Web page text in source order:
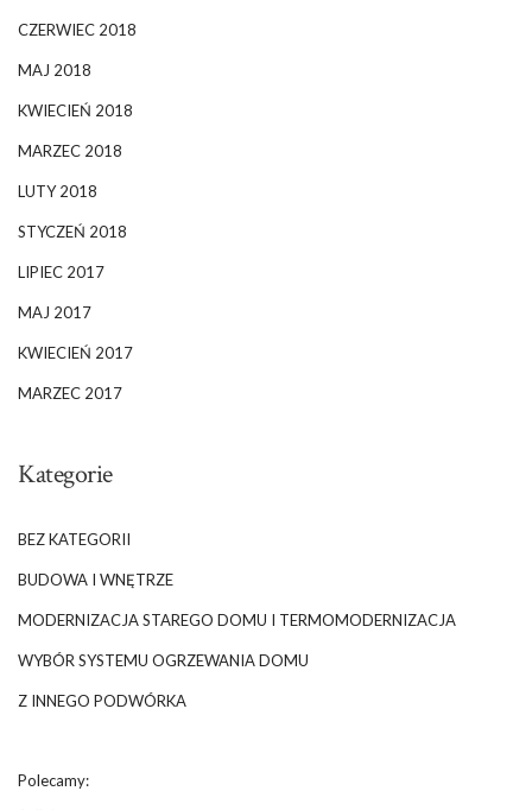
CZERWIEC 2018
MAJ 2018
KWIECIEŃ 2018
MARZEC 2018
LUTY 2018
STYCZEŃ 2018
LIPIEC 2017
MAJ 2017
KWIECIEŃ 2017
MARZEC 2017
Kategorie
BEZ KATEGORII
BUDOWA I WNĘTRZE
MODERNIZACJA STAREGO DOMU I TERMOMODERNIZACJA
WYBÓR SYSTEMU OGRZEWANIA DOMU
Z INNEGO PODWÓRKA
Polecamy: